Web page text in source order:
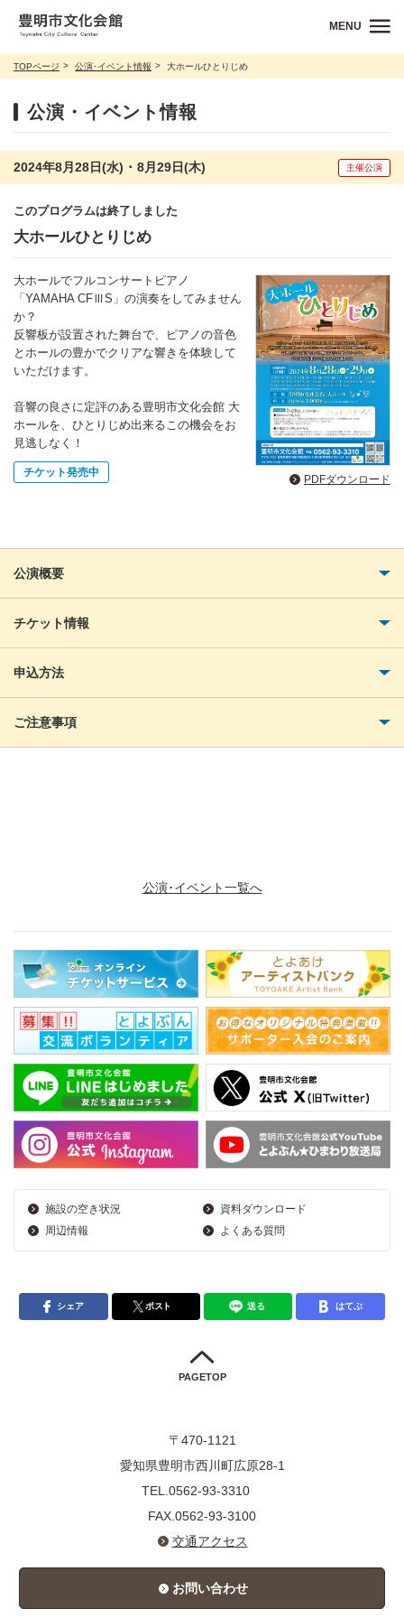
MENU
TOPページ 公演･イベント情報 大ホールひとりじめ
公演・イベント情報
2024年8月28日(水) ･ 8月29日(木) 主催公演
このプログラムは終了しました
大ホールひとりじめ
大ホールでフルコンサートピアノ
「YAMAHA CFⅢS」の演奏をしてみません
か？
反響板が設置された舞台で、ピアノの音色
とホールの豊かでクリアな響きを体験して
いただけます。
音響の良さに定評のある豊明市文化会館 大
ホールを、ひとりじめ出来るこの機会をお
見逃しなく！
チケット発売中
PDFダウンロード
公演概要
チケット情報
申込方法
ご注意事項
公演･イベント一覧へ
施設の空き状況
資料ダウンロード
周辺情報
よくある質問
シェア ポスト 送る はてぶ
PAGETOP
〒470-1121
愛知県豊明市西川町広原28-1
TEL.0562-93-3310
FAX.0562-93-3100
交通アクセス
お問い合わせ